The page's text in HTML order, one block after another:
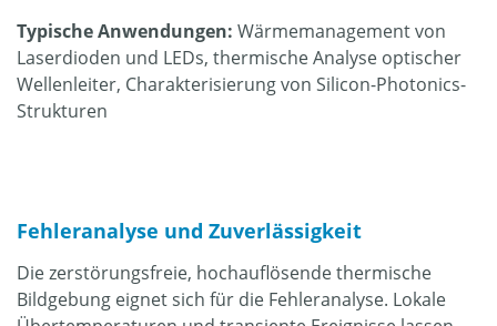
Typische Anwendungen: Wärmemanagement von
Laserdioden und LEDs, thermische Analyse optischer
Wellenleiter, Charakterisierung von Silicon-Photonics-
Strukturen
Fehleranalyse und Zuverlässigkeit
Die zerstörungsfreie, hochauflösende thermische
Bildgebung eignet sich für die Fehleranalyse. Lokale